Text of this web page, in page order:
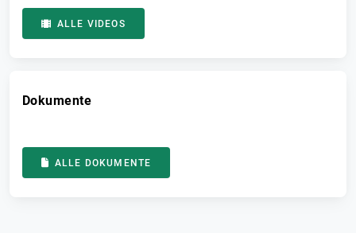
ALLE VIDEOS
Dokumente
ALLE DOKUMENTE